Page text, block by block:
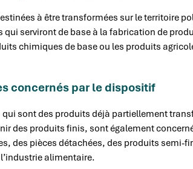
à être transformées sur le territoire
qui serviront de base à la fabrication de
chimiques de base ou les produits
concernés par le dispositif
sont des produits déjà partiellement
des produits finis, sont également
des pièces détachées, des produits semi-
alimentaire.